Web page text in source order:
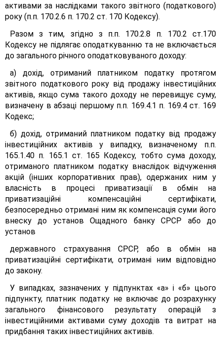
активами за наслідками такого звітного (податкового)
року (п.п. 170.2.6 п. 170.2 ст. 170 Кодексу).
Разом з тим, згідно з п.п. 170.2.8 п. 170.2 ст.170
Кодексу не підлягає оподаткуванню та не включається
до загального річного оподатковуваного доходу:
а) дохід, отриманий платником податку протягом
звітного податкового року від продажу інвестиційних
активів, якщо сума такого доходу не перевищує суму,
визначену в абзаці першому п.п. 169.4.1 п. 169.4 ст. 169
Кодекс;
б) дохід, отриманий платником податку від продажу
інвестиційних активів у випадку, визначеному п.п.
165.1.40 п. 165.1 ст. 165 Кодексу, тобто сума доходу,
отриманого платником податку внаслідок відчуження
акцій (інших корпоративних прав), одержаних ним у
власність в процесі приватизації в обмін на
приватизаційні компенсаційні сертифікати,
безпосередньо отримані ним як компенсація суми його
внеску до установ Ощадного банку СРСР або до
установ
державного страхування СРСР, або в обмін на
приватизаційні сертифікати, отримані ним відповідно
до закону.
У випадках, зазначених у підпунктах «а» і «б» цього
підпункту, платник податку не включає до розрахунку
загального фінансового результату операцій з
інвестиційними активами суму доходів та витрат на
придбання таких інвестиційних активів.